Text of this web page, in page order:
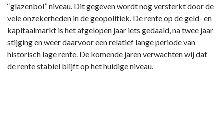
naar
navigatie
Paragraaf
Financiering
‘’glazenbol’’ niveau. Dit gegeven wordt nog versterkt door de
vele onzekerheden in de geopolitiek. De rente op de geld- en
kapitaalmarkt is het afgelopen jaar iets gedaald, na twee jaar
stijging en weer daarvoor een relatief lange periode van
historisch lage rente. De komende jaren verwachten wij dat
de rente stabiel blijft op het huidige niveau.